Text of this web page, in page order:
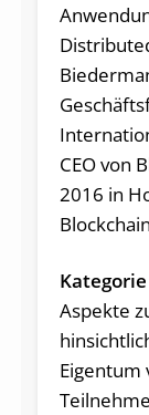
CEO von
2016 in
Aspekte
Eigentum